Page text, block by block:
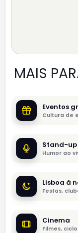
MAIS
Eventos
Cultura de
Stand-
Humor ao
Lisboa à
Festas,
Cinema
Filmes,